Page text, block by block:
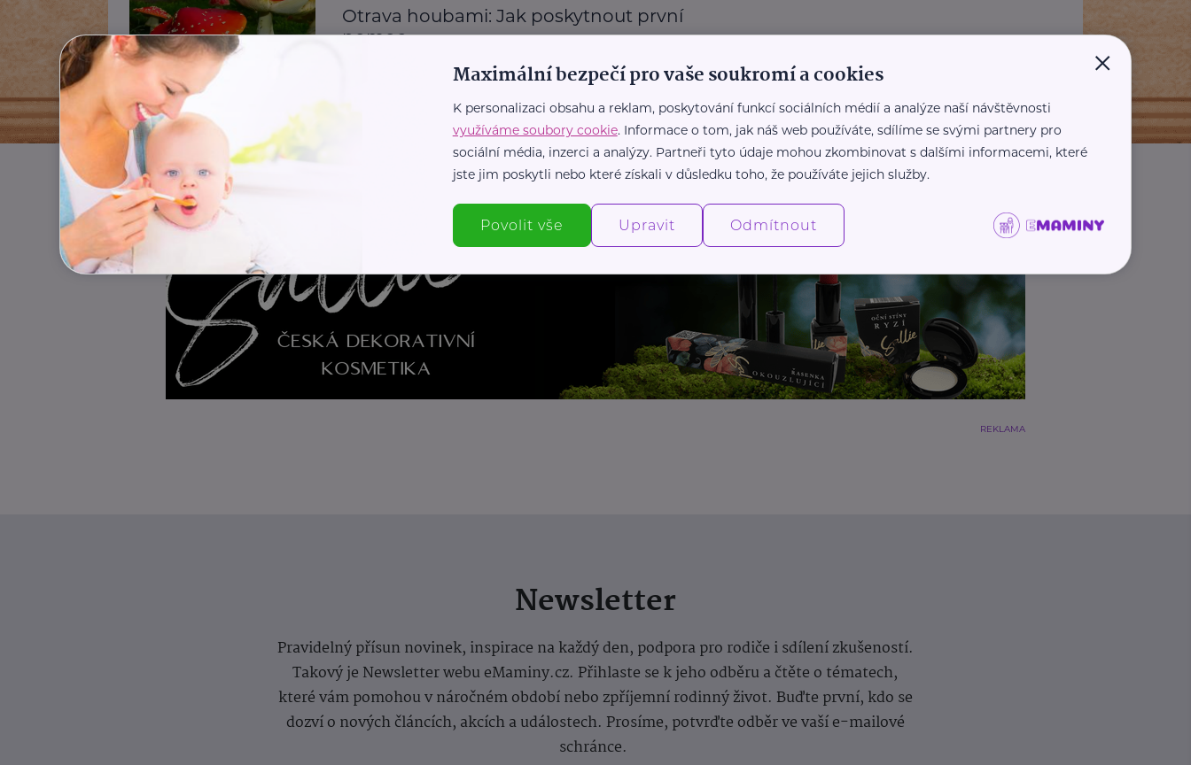
Otrava houbami: Jak poskytnout první
pomoc
Další články
REKLAMA
Newsletter
Pravidelný přísun novinek, inspirace na každý den, podpora pro rodiče i sdílení zkušeností.
Takový je Newsletter webu eMaminy.cz. Přihlaste se k jeho odběru a čtěte o tématech,
které vám pomohou v náročném období nebo zpříjemní rodinný život. Buďte první, kdo se
dozví o nových článcích, akcích a událostech. Prosíme, potvrďte odběr ve vaší e-mailové
schránce.
×
Maximální bezpečí pro vaše soukromí a cookies
K personalizaci obsahu a reklam, poskytování funkcí sociálních médií a analýze naší návštěvnosti
využíváme soubory cookie. Informace o tom, jak náš web používáte, sdílíme se svými partnery pro
sociální média, inzerci a analýzy. Partneři tyto údaje mohou zkombinovat s dalšími informacemi, které
jste jim poskytli nebo které získali v důsledku toho, že používáte jejich služby.
Povolit vše Upravit Odmítnout